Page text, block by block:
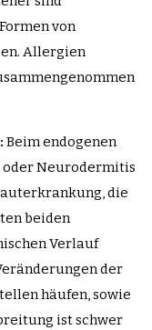
von
Allergien
Beim endogenen
oder Neurodermitis
die
beiden
Verlauf
der
häufen, sowie
ist schwer